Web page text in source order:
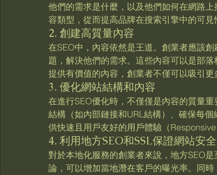
他們的需求是什麼，以及他們如何在網路
容類型，從而提高品牌在搜索引擎中的可見
2. 創建高質量內容
在SEO中，內容依然是王道。創業者應該
題，解決他們的需求。這些內容可以是部
提供有價值的內容，創業者不僅可以吸引
3. 優化網站結構和內容
在進行SEO優化時，不僅僅是內容的質量
結構（如內部鏈接和URL結構）、確保每
供快速且用戶友好的用戶體驗（
4. 利用地方SEO和SSL保證網站安全
對於本地化服務的創業者來說，地方SEO
論，可以增加當地潛在客戶的曝光率。同